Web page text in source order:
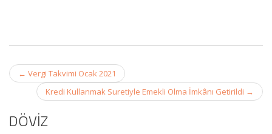
Post
navigation
← Vergi Takvimi Ocak 2021
Kredi Kullanmak Suretiyle Emekli Olma İmkânı Getirildi →
DÖVİZ